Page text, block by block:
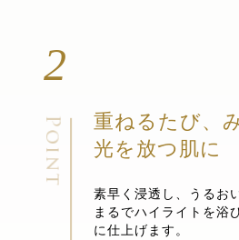
2
重ねるたび、
光を放つ肌に
素早く浸透し、うるお
まるでハイライトを浴
に仕上げます。